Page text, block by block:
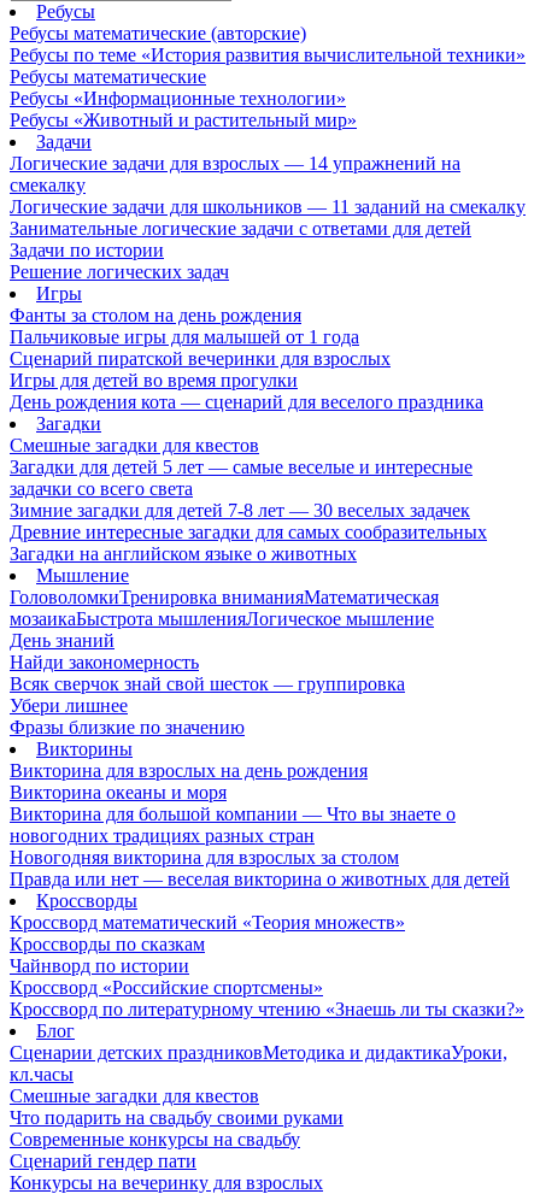
Ребусы
Ребусы математические (авторские)
Ребусы по теме «История развития вычислительной техники»
Ребусы математические
Ребусы «Информационные технологии»
Ребусы «Животный и растительный мир»
Задачи
Логические задачи для взрослых — 14 упражнений на
смекалку
Логические задачи для школьников — 11 заданий на смекалку
Занимательные логические задачи с ответами для детей
Задачи по истории
Решение логических задач
Игры
Фанты за столом на день рождения
Пальчиковые игры для малышей от 1 года
Сценарий пиратской вечеринки для взрослых
Игры для детей во время прогулки
День рождения кота — сценарий для веселого праздника
Загадки
Смешные загадки для квестов
Загадки для детей 5 лет — самые веселые и интересные
задачки со всего света
Зимние загадки для детей 7-8 лет — 30 веселых задачек
Древние интересные загадки для самых сообразительных
Загадки на английском языке о животных
Мышление
ГоловоломкиТренировка вниманияМатематическая
мозаикаБыстрота мышленияЛогическое мышление
День знаний
Найди закономерность
Всяк сверчок знай свой шесток — группировка
Убери лишнее
Фразы близкие по значению
Викторины
Викторина для взрослых на день рождения
Викторина океаны и моря
Викторина для большой компании — Что вы знаете о
новогодних традициях разных стран
Новогодняя викторина для взрослых за столом
Правда или нет — веселая викторина о животных для детей
Кроссворды
Кроссворд математический «Теория множеств»
Кроссворды по сказкам
Чайнворд по истории
Кроссворд «Российские спортсмены»
Кроссворд по литературному чтению «Знаешь ли ты сказки?»
Блог
Сценарии детских праздниковМетодика и дидактикаУроки,
кл.часы
Смешные загадки для квестов
Что подарить на свадьбу своими руками
Современные конкурсы на свадьбу
Сценарий гендер пати
Конкурсы на вечеринку для взрослых